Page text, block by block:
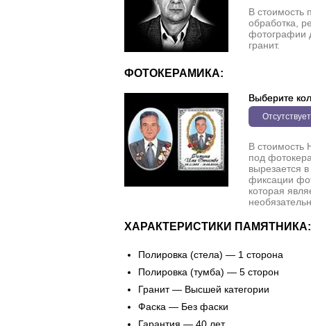
В стоимость
обработка,
фотографии
гранит.
ФОТОКЕРАМИКА:
Выберите
Отсутствует
В стоимость
под
вырезается
фиксации
которая
ХАРАКТЕРИСТИКИ ПАМЯТНИКА:
Полировка (стела) — 1 сторона
Полировка (тумба) — 5 сторон
Гранит — Высшей категории
Фаска — Без фаски